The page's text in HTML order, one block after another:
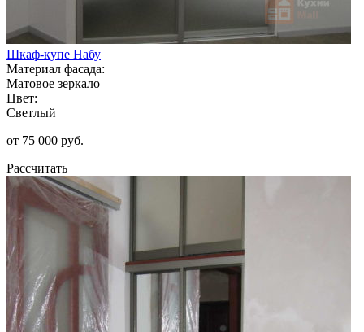
Шкаф-купе Набу
Материал фасада:
Матовое зеркало
Цвет:
Светлый
от 75 000 руб.
Рассчитать